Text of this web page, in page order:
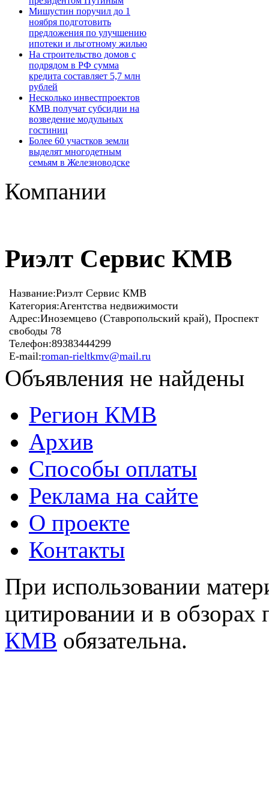
Мишустин поручил до 1
ноября подготовить
предложения по улучшению
ипотеки и льготному жилью
На строительство домов с
подрядом в РФ сумма
кредита составляет 5,7 млн
рублей
Несколько инвестпроектов
КМВ получат субсидии на
возведение модульных
гостиниц
Более 60 участков земли
выделят многодетным
семьям в Железноводске
Компании
Риэлт Сервис КМВ
Название:Риэлт Сервис КМВ
Категория:Агентства недвижимости
Адрес:Иноземцево (Ставропольский край), Проспект
свободы 78
Телефон:89383444299
E-mail:roman-rieltkmv@mail.ru
Объявления не найдены
Регион КМВ
Архив
Способы оплаты
Реклама на сайте
О проекте
Контакты
При использовании
цитировании и в обзорах
КМВ обязательна.